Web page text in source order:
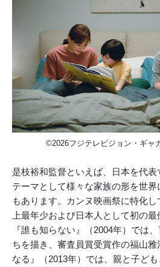
©2026フジテレビジョン・ギャ
是枝裕和監督といえば、日本を代表
テーマとして様々な家族の形を世
もあります。カンヌ映画祭に特化
上最年少および日本人として初の
『誰も知らない』（2004年）では
ちを描き、審査員賞受賞作の福山
なる』（2013年）では、親と子ど